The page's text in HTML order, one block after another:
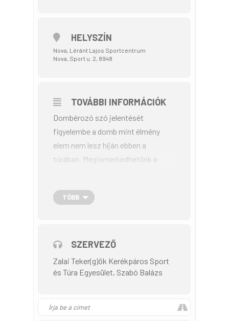
HELYSZÍN
Nova, Léránt Lajos Sportcentrum
Nova, Sport u. 2, 8948
TOVÁBBI INFORMÁCIÓK
Dombérozó szó jelentését
figyelembe a domb mint élmény
elem nem lesz híján ebben a
túrában. Megismerkedhetünk a
dombhátakkal és völgyekkel.
Közepes nehézségű kerékpáros
látnivalók feledtetik velünk a már
megcsodálhatjuk túra szinte
TÖBB
SZERVEZŐ
Zalai Teker(g)ők Kerékpáros Sport
és Túra Egyesület, Szabó Balázs